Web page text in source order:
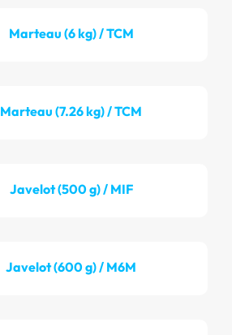
Marteau (6 kg) / TCM
Marteau (7.26 kg) / TCM
Javelot (500 g) / MIF
Javelot (600 g) / M6M